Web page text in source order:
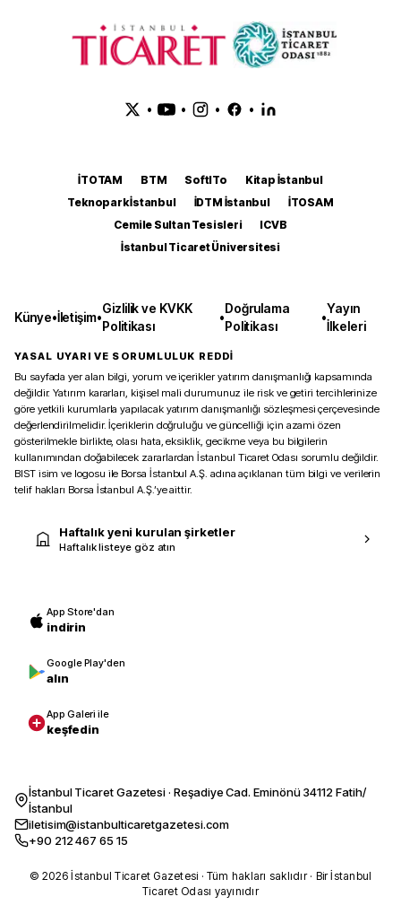
• • • •
İTOTAM BTM SoftITo
Kitap İstanbul
Teknopark İstanbul
İDTM İstanbul
İTOSAM
Cemile Sultan Tesisleri
ICVB
İstanbul Ticaret Üniversitesi
Künye•İletişim•
Gizlilik ve KVKK
Politikası
•
Doğrulama
Politikası
•
Yayın
İlkeleri
YASAL UYARI VE SORUMLULUK REDDİ
Bu sayfada yer alan bilgi, yorum ve içerikler yatırım danışmanlığı kapsamında
değildir. Yatırım kararları, kişisel mali durumunuz ile risk ve getiri tercihlerinize
göre yetkili kurumlarla yapılacak yatırım danışmanlığı sözleşmesi çerçevesinde
değerlendirilmelidir. İçeriklerin doğruluğu ve güncelliği için azami özen
gösterilmekle birlikte, olası hata, eksiklik, gecikme veya bu bilgilerin
kullanımından doğabilecek zararlardan İstanbul Ticaret Odası sorumlu değildir.
BIST isim ve logosu ile Borsa İstanbul A.Ş. adına açıklanan tüm bilgi ve verilerin
telif hakları Borsa İstanbul A.Ş.’ye aittir.
Haftalık yeni kurulan şirketler
Haftalık listeye göz atın
App Store'dan
indirin
Google Play'den
alın
App Galeri ile
keşfedin
İstanbul Ticaret Gazetesi · Reşadiye Cad. Eminönü 34112 Fatih/
İstanbul
iletisim@istanbulticaretgazetesi.com
+90 212 467 65 15
© 2026 İstanbul Ticaret Gazetesi · Tüm hakları saklıdır · Bir İstanbul
Ticaret Odası yayınıdır